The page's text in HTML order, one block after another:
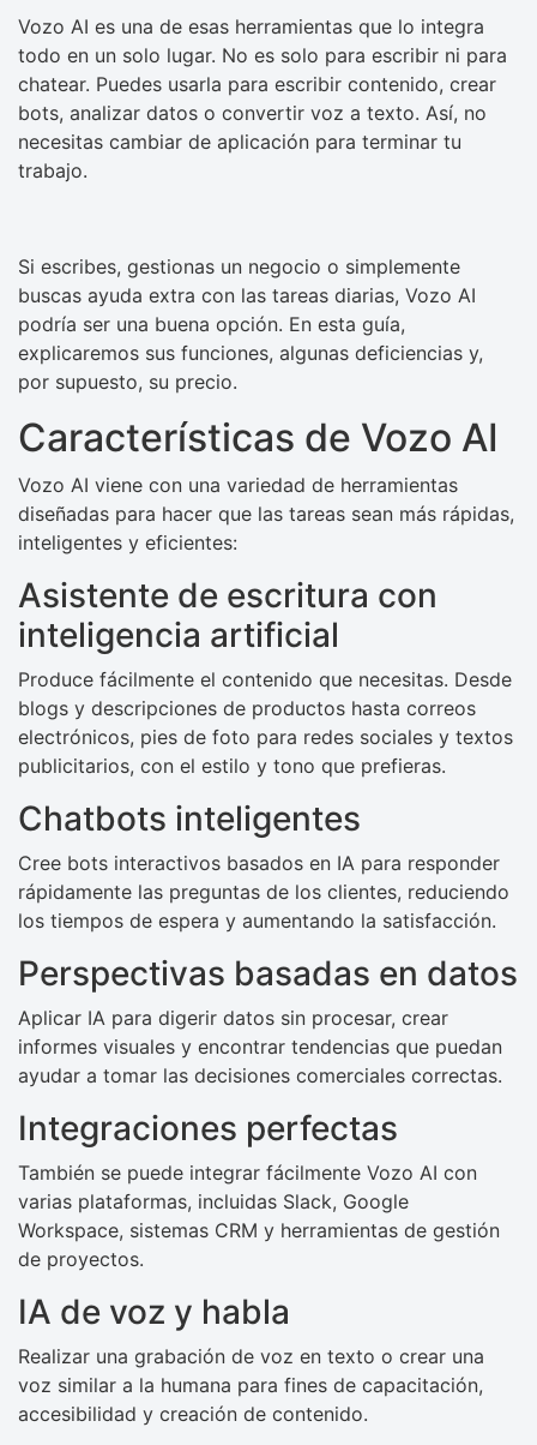
Vozo AI es una de esas herramientas que lo integra
todo en un solo lugar. No es solo para escribir ni para
chatear. Puedes usarla para escribir contenido, crear
bots, analizar datos o convertir voz a texto. Así, no
necesitas cambiar de aplicación para terminar tu
trabajo.
Si escribes, gestionas un negocio o simplemente
buscas ayuda extra con las tareas diarias, Vozo AI
podría ser una buena opción. En esta guía,
explicaremos sus funciones, algunas deficiencias y,
por supuesto, su precio.
Características de Vozo AI
Vozo AI viene con una variedad de herramientas
diseñadas para hacer que las tareas sean más rápidas,
inteligentes y eficientes:
Asistente de escritura con
inteligencia artificial
Produce fácilmente el contenido que necesitas. Desde
blogs y descripciones de productos hasta correos
electrónicos, pies de foto para redes sociales y textos
publicitarios, con el estilo y tono que prefieras.
Chatbots inteligentes
Cree bots interactivos basados ​​en IA para responder
rápidamente las preguntas de los clientes, reduciendo
los tiempos de espera y aumentando la satisfacción.
Perspectivas basadas en datos
Aplicar IA para digerir datos sin procesar, crear
informes visuales y encontrar tendencias que puedan
ayudar a tomar las decisiones comerciales correctas.
Integraciones perfectas
También se puede integrar fácilmente Vozo AI con
varias plataformas, incluidas Slack, Google
Workspace, sistemas CRM y herramientas de gestión
de proyectos.
IA de voz y habla
Realizar una grabación de voz en texto o crear una
voz similar a la humana para fines de capacitación,
accesibilidad y creación de contenido.